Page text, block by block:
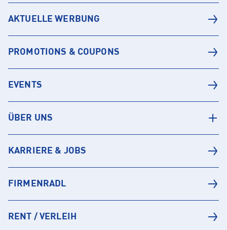
AKTUELLE WERBUNG
PROMOTIONS & COUPONS
EVENTS
ÜBER UNS
KARRIERE & JOBS
FIRMENRADL
RENT / VERLEIH